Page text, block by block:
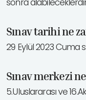
sonra
Sınav tarihi ne
29 Eylül 2023 Cuma
Sınav merkezi
5.Uluslararası ve